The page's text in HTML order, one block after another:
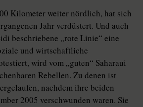
Kilometer weiter nördlich, hat sich
Jahr verdüstert. Und auch
beschriebene „rote Linie“ eine
und wirtschaftliche
wird vom „guten“ Saharaui
Rebellen. Zu denen ist
nachdem ihre beiden
2005 verschwunden waren. Sie